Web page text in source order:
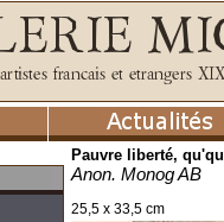
Pauvre liberté,
Anon. Monog AB
25,5 x 33,5 cm